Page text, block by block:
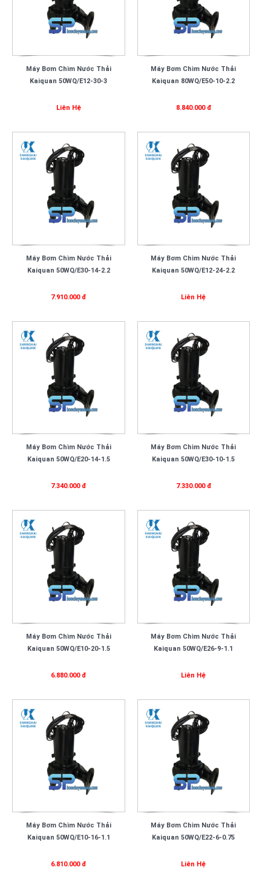
Máy Bơm Chìm Nước Thải
Kaiquan 50WQ/E12-30-3
Liên Hệ
Máy Bơm Chìm Nước Thải
Kaiquan 80WQ/E50-10-2.2
8.840.000 đ
Máy Bơm Chìm Nước Thải
Kaiquan 50WQ/E30-14-2.2
7.910.000 đ
Máy Bơm Chìm Nước Thải
Kaiquan 50WQ/E12-24-2.2
Liên Hệ
Máy Bơm Chìm Nước Thải
Kaiquan 50WQ/E20-14-1.5
7.340.000 đ
Máy Bơm Chìm Nước Thải
Kaiquan 50WQ/E30-10-1.5
7.330.000 đ
Máy Bơm Chìm Nước Thải
Kaiquan 50WQ/E10-20-1.5
6.880.000 đ
Máy Bơm Chìm Nước Thải
Kaiquan 50WQ/E26-9-1.1
Liên Hệ
Máy Bơm Chìm Nước Thải
Kaiquan 50WQ/E10-16-1.1
6.810.000 đ
Máy Bơm Chìm Nước Thải
Kaiquan 50WQ/E22-6-0.75
Liên Hệ